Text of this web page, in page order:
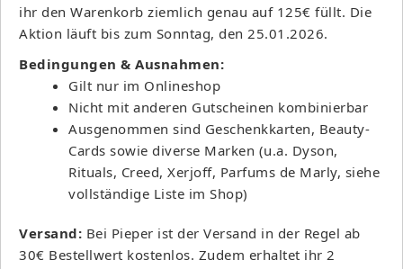
ihr den Warenkorb ziemlich genau auf 125€ füllt. Die
Aktion läuft bis zum Sonntag, den 25.01.2026.
Bedingungen & Ausnahmen:
Gilt nur im Onlineshop
Nicht mit anderen Gutscheinen kombinierbar
Ausgenommen sind Geschenkkarten, Beauty-
Cards sowie diverse Marken (u.a. Dyson,
Rituals, Creed, Xerjoff, Parfums de Marly, siehe
vollständige Liste im Shop)
Versand: Bei Pieper ist der Versand in der Regel ab
30€ Bestellwert kostenlos. Zudem erhaltet ihr 2